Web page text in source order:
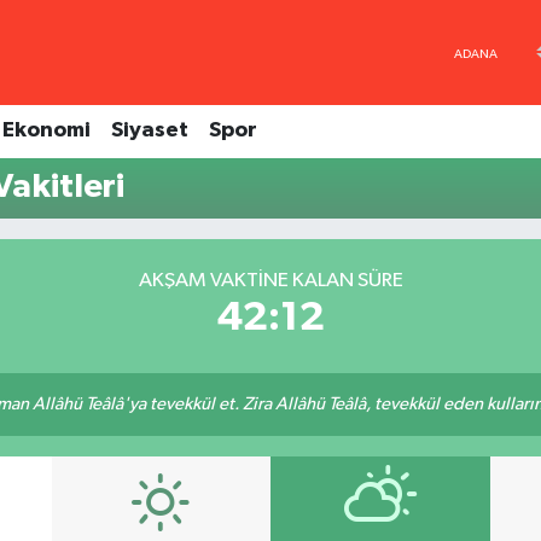
Ekonomi Siyaset Spor
AKŞAM VAKTINE KALAN SÜRE
42:12
Allâhü Teâlâ'ya tevekkül et. Zira Allâhü Teâlâ, tevekkül eden